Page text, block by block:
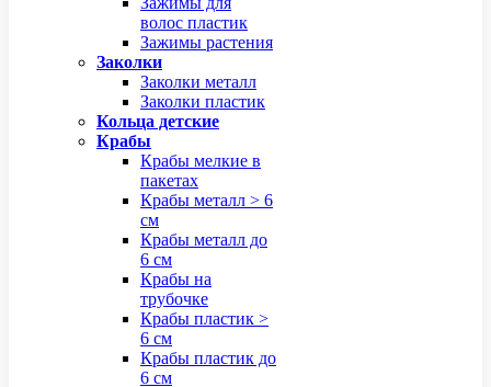
волос пластик
Зажимы растения
Заколки
Заколки металл
Заколки пластик
Кольца детские
Крабы
Крабы мелкие в
пакетах
Крабы металл > 6
см
Крабы металл до
6 см
Крабы на
трубочке
Крабы пластик >
6 см
Крабы пластик до
6 см